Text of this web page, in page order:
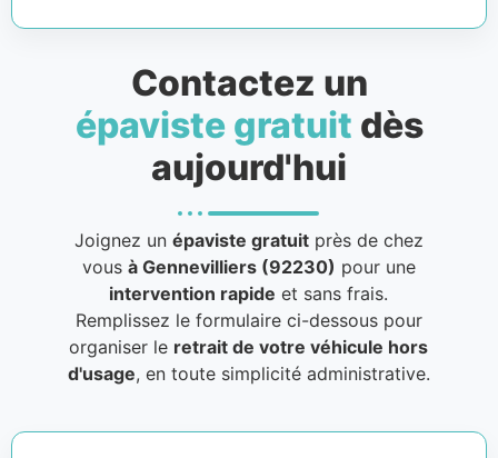
Contactez un
épaviste gratuit dès
aujourd'hui
Joignez un épaviste gratuitprès de chez
vous à Gennevilliers (92230) pour une
intervention rapide et sans frais.
Remplissez le formulaire ci-dessous pour
organiser le retrait de votre véhicule hors
d'usage, en toute simplicité administrative.